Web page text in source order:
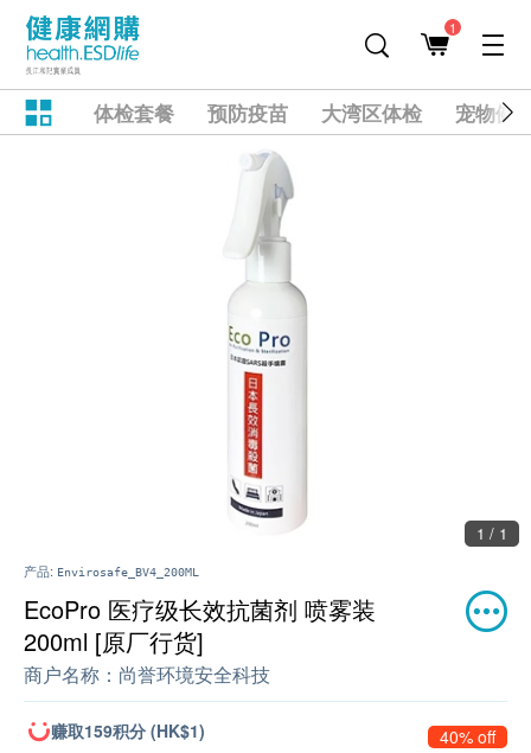
1
体检套餐 预防疫苗 大湾区体检 宠物健
1 / 1
产品: Envirosafe_BV4_200ML
EcoPro 医疗级长效抗菌剂 喷雾装
200ml [原厂行货]
商户名称： 尚誉环境安全科技
赚取159积分 (HK$1) 40% off